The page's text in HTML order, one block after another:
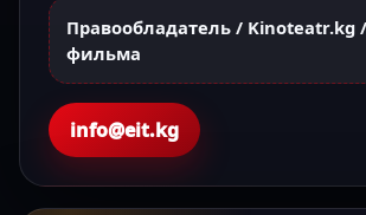
Правообладатель / Kinoteatr.kg
фильма
info@eit.kg